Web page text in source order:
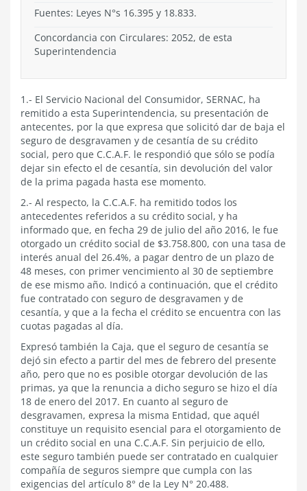
Fuentes: Leyes N°s 16.395 y 18.833.
Concordancia con Circulares: 2052, de esta
Superintendencia
1.- El Servicio Nacional del Consumidor, SERNAC, ha
remitido a esta Superintendencia, su presentación de
antecentes, por la que expresa que solicitó dar de baja el
seguro de desgravamen y de cesantía de su crédito
social, pero que C.C.A.F. le respondió que sólo se podía
dejar sin efecto el de cesantía, sin devolución del valor
de la prima pagada hasta ese momento.
2.- Al respecto, la C.C.A.F. ha remitido todos los
antecedentes referidos a su crédito social, y ha
informado que, en fecha 29 de julio del año 2016, le fue
otorgado un crédito social de $3.758.800, con una tasa de
interés anual del 26.4%, a pagar dentro de un plazo de
48 meses, con primer vencimiento al 30 de septiembre
de ese mismo año. Indicó a continuación, que el crédito
fue contratado con seguro de desgravamen y de
cesantía, y que a la fecha el crédito se encuentra con las
cuotas pagadas al día.
Expresó también la Caja, que el seguro de cesantía se
dejó sin efecto a partir del mes de febrero del presente
año, pero que no es posible otorgar devolución de las
primas, ya que la renuncia a dicho seguro se hizo el día
18 de enero del 2017. En cuanto al seguro de
desgravamen, expresa la misma Entidad, que aquél
constituye un requisito esencial para el otorgamiento de
un crédito social en una C.C.A.F. Sin perjuicio de ello,
este seguro también puede ser contratado en cualquier
compañía de seguros siempre que cumpla con las
exigencias del artículo 8° de la Ley N° 20.488.